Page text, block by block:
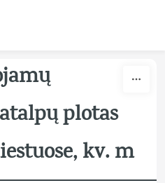
plotas
kv. m